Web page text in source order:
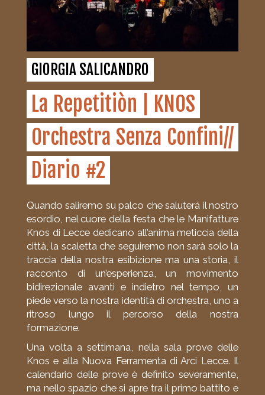
GIORGIA SALICANDRO
La Repetitiòn | KNOS
Orchestra Senza Confini//
Diario #2
Quando saliremo su palco che saluterà il nostro
esordio, nel cuore della festa che le Manifatture
Knos di Lecce dedicano all’anima meticcia della
città, la scaletta che seguiremo non sarà solo la
traccia della nostra esibizione ma una storia, il
racconto di un’esperienza, un movimento
bidirezionale avanti e indietro nel tempo, un
piede verso la nostra identità di orchestra, uno a
ritroso lungo il percorso della nostra
formazione.
Una volta a settimana, nella sala prove delle
Knos e alla Nuova Ferramenta di Arci Lecce. Il
calendario delle prove è definito severamente,
ma nello spazio che si apre tra il primo battito e